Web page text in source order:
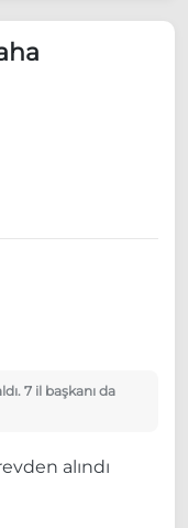
edecek
kararı aldı
7 il başkanı da